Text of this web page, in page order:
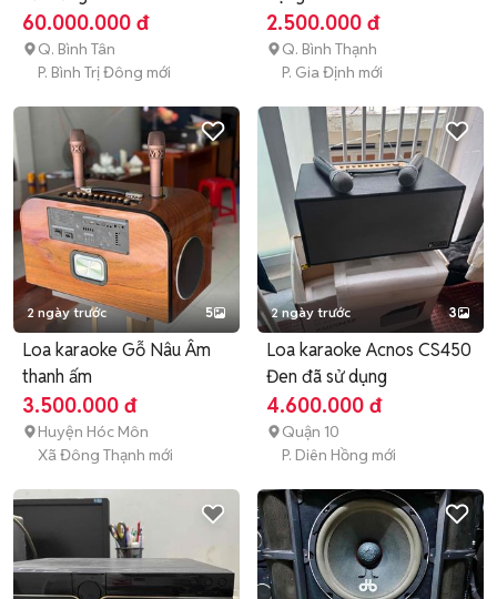
60.000.000 đ
Q. Bình Tân
P. Bình Trị Đông mới
2.500.000 đ
Q. Bình Thạnh
P. Gia Định mới
2 ngày trước 5
Loa karaoke Gỗ Nâu Âm
thanh ấm
3.500.000 đ
Huyện Hóc Môn
Xã Đông Thạnh mới
2 ngày trước 3
Loa karaoke Acnos CS450
Đen đã sử dụng
4.600.000 đ
Quận 10
P. Diên Hồng mới